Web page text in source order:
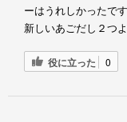
ーはうれしかったです
新しいあごだし２つ
役に立った 0